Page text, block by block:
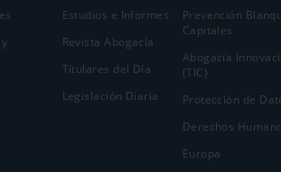
Estudios e Informes
Revista Abogacía
Titulares del Día
Legislación Diaria
Prevención
Capitales
Abogacía
(TIC)
Protección de
Derechos
Europa